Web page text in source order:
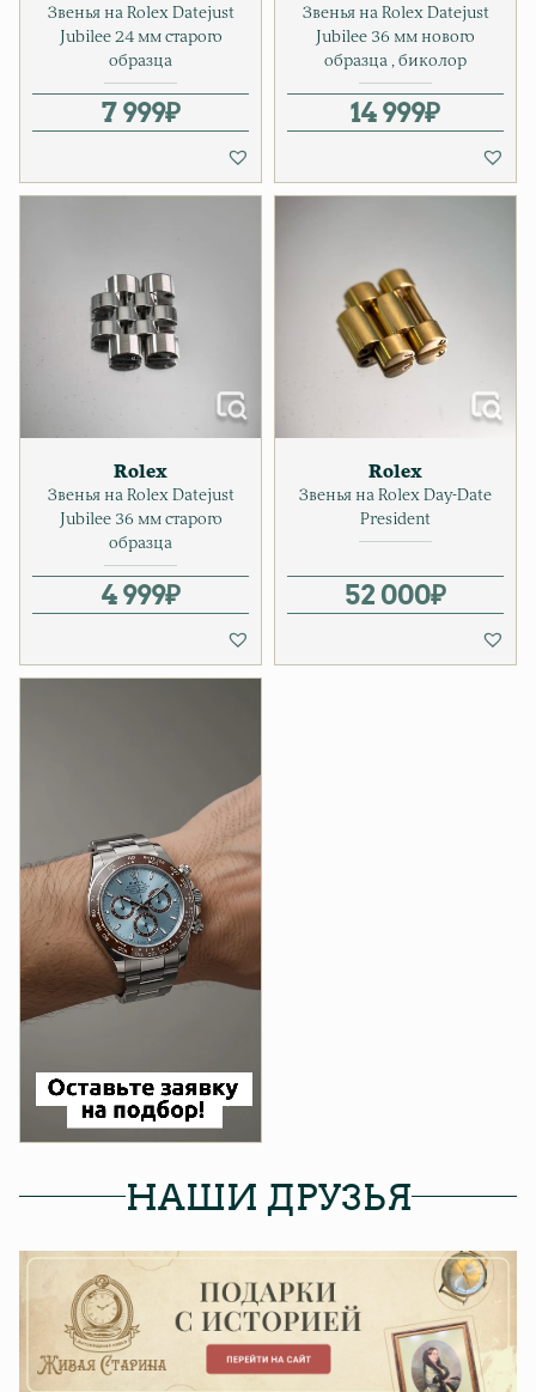
Звенья на Rolex Datejust
Jubilee 24 мм старого
образца
7 999₽
Звенья на Rolex Datejust
Jubilee 36 мм нового
образца , биколор
14 999₽
Rolex
Звенья на Rolex Datejust
Jubilee 36 мм старого
образца
4 999₽
Rolex
Звенья на Rolex Day-Date
President
52 000₽
НАШИ ДРУЗЬЯ